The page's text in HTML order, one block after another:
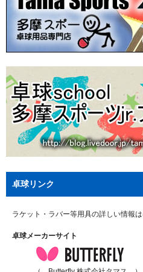
卓球リンク
ラケット・ラバー等用具の詳しい情報
卓球メーカーサイト